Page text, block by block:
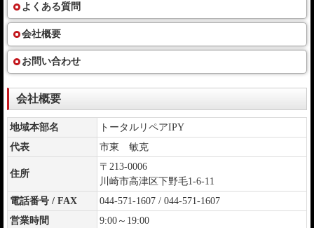
よくある質問
会社概要
お問い合わせ
会社概要
地域本部名
トータルリペアIPY
代表
市東 敏克
住所
〒213-0006
川崎市高津区下野毛1-6-11
電話番号 / FAX
044-571-1607 / 044-571-1607
営業時間
9:00～19:00